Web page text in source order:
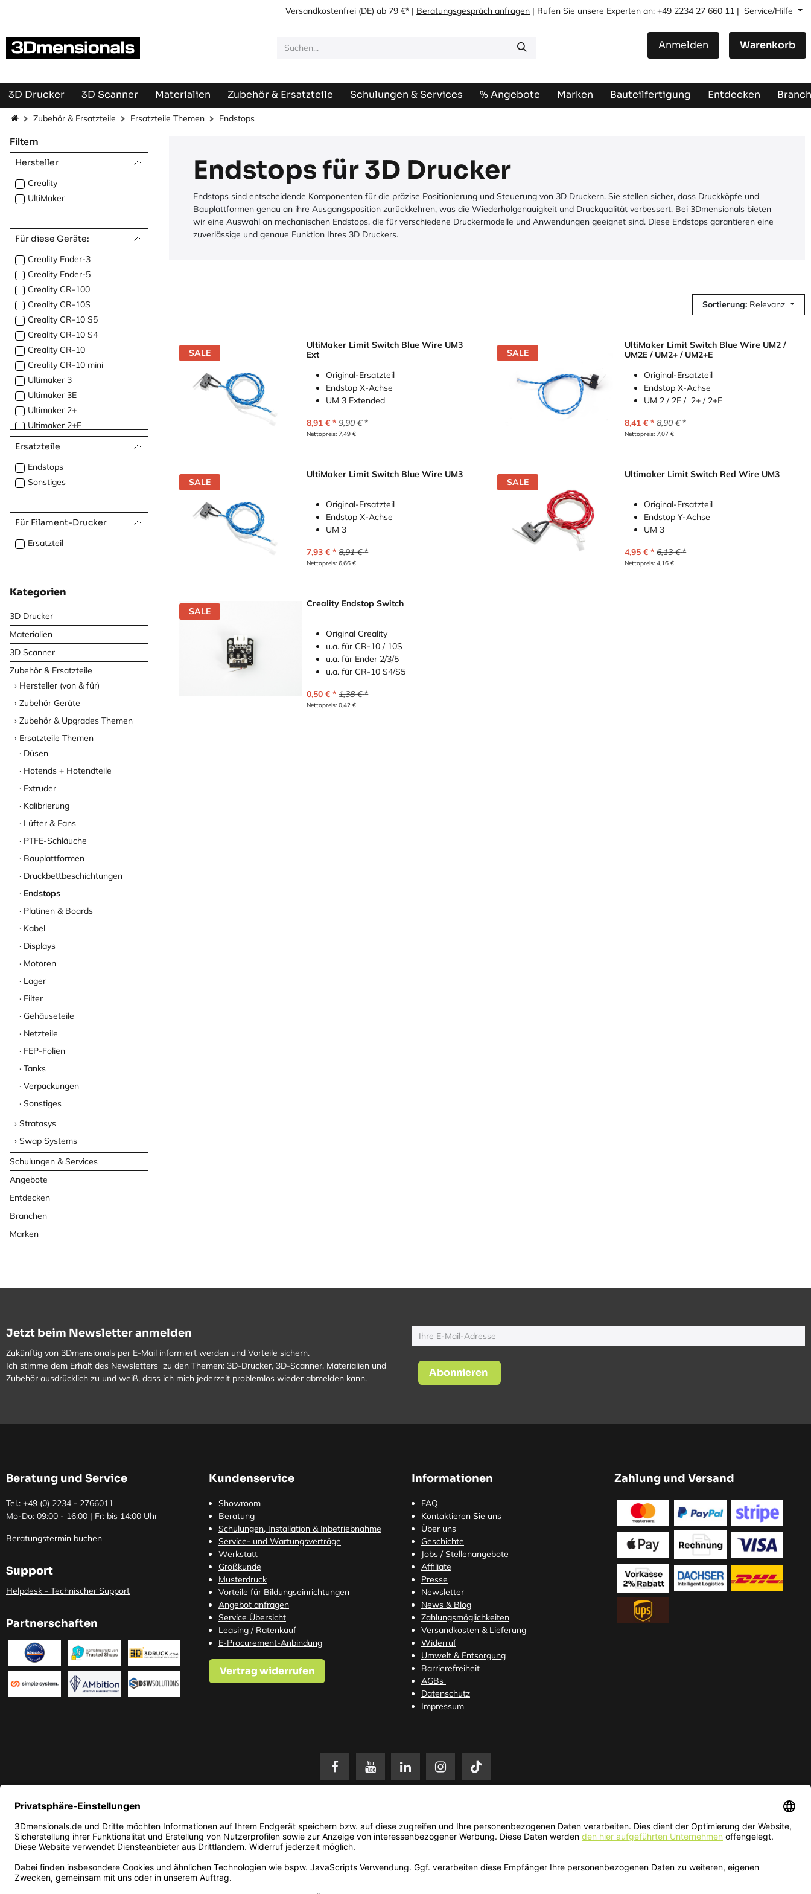
Versandkostenfrei (DE) ab 79 €* | Beratungsgespräch anfragen | Rufen Sie unsere Experten an: +49 2234 27 660 11 | Service/Hilfe
Anmelden Warenkorb
3D Drucker 3D Scanner Materialien Zubehör & Ersatzteile Schulungen & Services % Angebote Marken Bauteilfertigung Entdecken
Zubehör & Ersatzteile Ersatzteile Themen Endstops
Filtern
Hersteller
Creality
UltiMaker
Für diese Geräte:
Creality Ender-3
Creality Ender-5
Creality CR-100
Creality CR-10S
Creality CR-10 S5
Creality CR-10 S4
Creality CR-10
Creality CR-10 mini
Ultimaker 3
Ultimaker 3E
Ultimaker 2+
Ultimaker 2+E
Ultimaker 2
Ultimaker 2 Go
Ersatzteile
Endstops
Sonstiges
Für Filament-Drucker
Ersatzteil
Kategorien
3D Drucker
Materialien
3D Scanner
Zubehör & Ersatzteile
Hersteller (von & für)
Zubehör Geräte
Zubehör & Upgrades Themen
Ersatzteile Themen
Düsen
Hotends + Hotendteile
Extruder
Kalibrierung
Lüfter & Fans
PTFE-Schläuche
Bauplattformen
Druckbettbeschichtungen
Endstops
Platinen & Boards
Kabel
Displays
Motoren
Lager
Filter
Gehäuseteile
Netzteile
FEP-Folien
Tanks
Verpackungen
Sonstiges
Stratasys
Swap Systems
Schulungen & Services
Angebote
Entdecken
Branchen
Marken
Endstops für 3D Drucker
Endstops sind entscheidende Komponenten für die präzise Positionierung und Steuerung von 3D Druckern. Sie stellen sicher, dass Druckköpfe und
Bauplattformen genau an ihre Ausgangsposition zurückkehren, was die Wiederholgenauigkeit und Druckqualität verbessert. Bei 3Dmensionals bieten
wir eine Auswahl an mechanischen Endstops, die für verschiedene Druckermodelle und Anwendungen geeignet sind. Diese Endstops garantieren eine
zuverlässige und genaue Funktion Ihres 3D Druckers.
Sortierung: Relevanz
SALE
UltiMaker Limit Switch Blue Wire UM3
Ext
Original-Ersatzteil
Endstop X-Achse
UM 3 Extended
8,91 € 9,90€
Nettopreis:7,49 €
SALE
UltiMaker Limit Switch Blue Wire UM2 /
UM2E / UM2+ / UM2+E
Original-Ersatzteil
Endstop X-Achse
UM 2 / 2E / 2+ / 2+E
8,41 € 8,90€
Nettopreis:7,07 €
SALE
UltiMaker Limit Switch Blue Wire UM3
Original-Ersatzteil
Endstop X-Achse
UM 3
7,93 € 8,91€
Nettopreis:6,66 €
SALE
Ultimaker Limit Switch Red Wire UM3
Original-Ersatzteil
Endstop Y-Achse
UM 3
4,95 € 6,13€
Nettopreis:4,16 €
SALE
Creality Endstop Switch
Original Creality
u.a. für CR-10 / 10S
u.a. für Ender 2/3/5
u.a. für CR-10 S4/S5
0,50 € 1,38€
Nettopreis:0,42 €
Jetzt beim Newsletter anmelden
Zukünftig von 3Dmensionals per E-Mail informiert werden und Vorteile sichern.
Ich stimme dem Erhalt des Newsletters zu den Themen: 3D-Drucker, 3D-Scanner, Materialien und
Zubehör ausdrücklich zu und weiß, dass ich mich jederzeit problemlos wieder abmelden kann.
Abonnieren
Beratung und Service
Tel.: +49 (0) 2234 - 2766011
Mo-Do: 09:00 - 16:00 | Fr: bis 14:00 Uhr
Beratungstermin buchen
Support
Helpdesk - Technischer Support
Partnerschaften
Kundenservice
Showroom
Beratung
Schulungen, Installation & Inbetriebnahme
Service- und Wartungsverträge
Werkstatt
Großkunde
Musterdruck
Vorteile für Bildungseinrichtungen
Angebot anfragen
Service Übersicht
Leasing / Ratenkauf
E-Procurement-Anbindung
Vertrag widerrufen
Informationen
FAQ
Kontaktieren Sie uns
Über uns
Geschichte
Jobs / Stellenangebote
Affiliate
Presse
Newsletter
News & Blog
Zahlungsmöglichkeiten
Versandkosten & Lieferung
Widerruf
Umwelt & Entsorgung
Barrierefreiheit
AGBs
Datenschutz
Impressum
Zahlung und Versand
Kundenbewertung